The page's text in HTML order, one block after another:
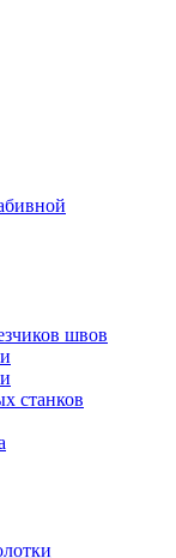
швов
станков